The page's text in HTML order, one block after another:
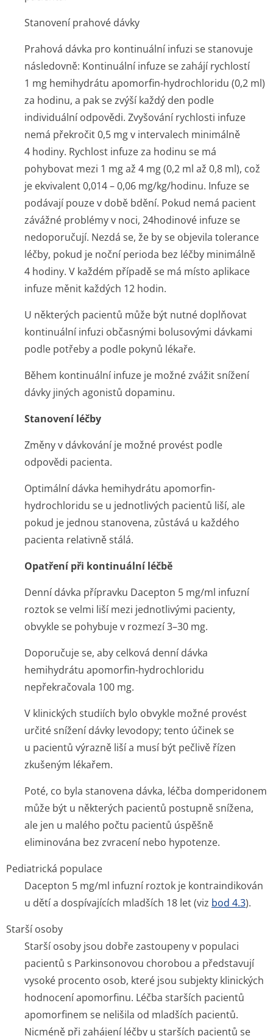
Stanovení prahové dávky
Prahová dávka pro kontinuální infuzi se stanovuje
následovně: Kontinuální infuze se zahájí rychlostí
1 mg hemihydrátu apomorfin-hydrochloridu (0,2 ml)
za hodinu, a pak se zvýší každý den podle
individuální odpovědi. Zvyšování rychlosti infuze
nemá překročit 0,5 mg v intervalech minimálně
4 hodiny. Rychlost infuze za hodinu se má
pohybovat mezi 1 mg až 4 mg (0,2 ml až 0,8 ml), což
je ekvivalent 0,014 – 0,06 mg/kg/hodinu. Infuze se
podávají pouze v době bdění. Pokud nemá pacient
závážné problémy v noci, 24hodinové infuze se
nedoporučují. Nezdá se, že by se objevila tolerance
léčby, pokud je noční perioda bez léčby minimálně
4 hodiny. V každém případě se má místo aplikace
infuze měnit každých 12 hodin.
U některých pacientů může být nutné doplňovat
kontinuální infuzi občasnými bolusovými dávkami
podle potřeby a podle pokynů lékaře.
Během kontinuální infuze je možné zvážit snížení
dávky jiných agonistů dopaminu.
Stanovení léčby
Změny v dávkování je možné provést podle
odpovědi pacienta.
Optimální dávka hemihydrátu apomorfin-
hydrochloridu se u jednotlivých pacientů liší, ale
pokud je jednou stanovena, zůstává u každého
pacienta relativně stálá.
Opatření při kontinuální léčbě
Denní dávka přípravku Dacepton 5 mg/ml infuzní
roztok se velmi liší mezi jednotlivými pacienty,
obvykle se pohybuje v rozmezí 3–30 mg.
Doporučuje se, aby celková denní dávka
hemihydrátu apomorfin-hydrochloridu
nepřekračovala 100 mg.
V klinických studiích bylo obvykle možné provést
určité snížení dávky levodopy; tento účinek se
u pacientů výrazně liší a musí být pečlivě řízen
zkušeným lékařem.
Poté, co byla stanovena dávka, léčba domperidonem
může být u některých pacientů postupně snížena,
ale jen u malého počtu pacientů úspěšně
eliminována bez zvracení nebo hypotenze.
Pediatrická populace
Dacepton 5 mg/ml infuzní roztok je kontraindikován
u dětí a dospívajících mladších 18 let (viz bod 4.3).
Starší osoby
Starší osoby jsou dobře zastoupeny v populaci
pacientů s Parkinsonovou chorobou a představují
vysoké procento osob, které jsou subjekty klinických
hodnocení apomorfinu. Léčba starších pacientů
apomorfinem se nelišila od mladších pacientů.
Nicméně při zahájení léčby u starších pacientů se